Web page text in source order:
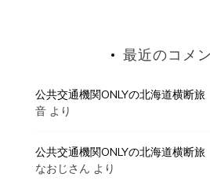
最近のコメ
公共交通機関ONLYの北海道横断
音より
公共交通機関ONLYの北海道横断
なおじさん より